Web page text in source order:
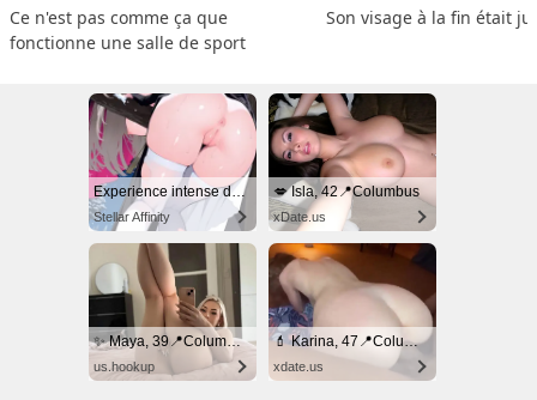
Ce n'est pas comme ça que
fonctionne une salle de sport
Son visage à la fin était